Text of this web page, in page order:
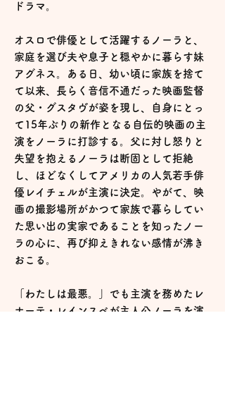
ドラマ。
オスロで俳優として活躍するノーラと、
家庭を選び夫や息子と穏やかに暮らす妹
アグネス。ある日、幼い頃に家族を捨て
て以来、長らく音信不通だった映画監督
の父・グスタヴが姿を現し、自身にとっ
て15年ぶりの新作となる自伝的映画の主
演をノーラに打診する。父に対し怒りと
失望を抱えるノーラは断固として拒絶
し、ほどなくしてアメリカの人気若手俳
優レイチェルが主演に決定。やがて、映
画の撮影場所がかつて家族で暮らしてい
た思い出の実家であることを知ったノー
ラの心に、再び抑えきれない感情が沸き
おこる。
「わたしは最悪。」でも主演を務めたレ
ナーテ・レインスベが主人公ノーラを演